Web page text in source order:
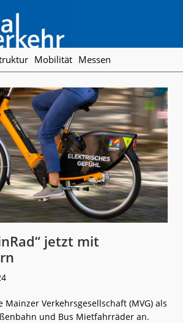
Mobilität Messen
jetzt mit
Mainzer Verkehrsgesellschaft (MVG) als
und Bus Mietfahrräder an.